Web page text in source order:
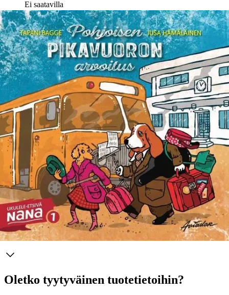
Ei saatavilla
Tuotekuvaus
Pohjoisen pikavuoro ei pääse matkaan, sillä kuljettaja Variksen rahat
ovat kadonneet. Kuka kolikot on varastanut? Komisario Haikara on
ymmällä. Onneksi kyydissä on kuuluisa ukuleletaiteilija Nana, joka
on tottunut ratkaisemaan visaisia arvoituksia. Yhdessä uskollisen
palvelijansa Armaan avulla Nana ryhtyy selvittämään tapausta.
Kuka onkaan syyllinen? Pohjoisen pikavuoron arvoitus avaa uuden
hauskan lasten dekkarisarjan, joka kertoo ukulele-etsivä Nanan
tutkimuksista.Laajan ja monipuolisen tuotannon sekä lapsille että
aikuisille kirjoittanut Tapani Bagge ja kuvittaja Jusa Hämäläinen
ovat aiemmin tehneet kuvakirjoja konstaapeli Mutasesta sekä
rohkeasta Pikku autosta.
Näytä lisää tuotekuvausta
Ominaisuudet
Oletko tyytyväinen tuotetietoihin?